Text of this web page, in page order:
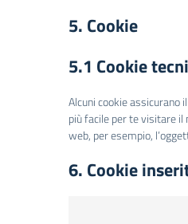
5. Cookie
5.1 Cookie
Alcuni cookie assicurano
più facile per te visitare
web, per esempio,
6. Cookie